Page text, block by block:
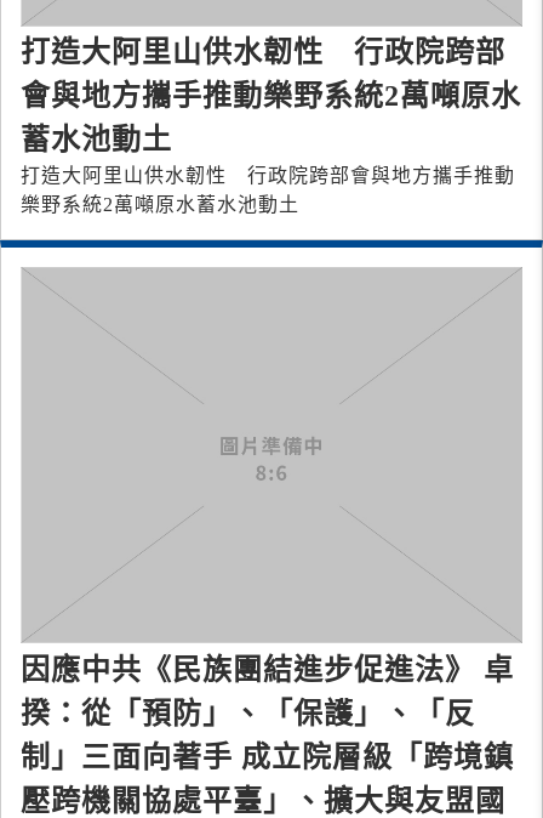
打造大阿里山供水韌性 行政院跨部
會與地方攜手推動樂野系統2萬噸原水
蓄水池動土
打造大阿里山供水韌性 行政院跨部會與地方攜手推動
樂野系統2萬噸原水蓄水池動土
因應中共《民族團結進步促進法》 卓
揆：從「預防」、「保護」、「反
制」三面向著手 成立院層級「跨境鎮
壓跨機關協處平臺」、擴大與友盟國